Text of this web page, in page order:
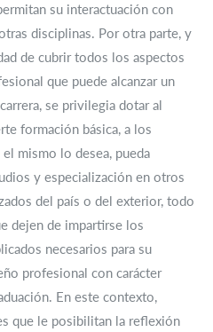
su interactuación con
disciplinas. Por otra parte, y
de cubrir todos los aspectos
que puede alcanzar un
se privilegia dotar al
formación básica, a los
mismo lo desea, pueda
y especialización en otros
del país o del exterior, todo
dejen de impartirse los
necesarios para su
profesional con carácter
En este contexto,
que le posibilitan la reflexión